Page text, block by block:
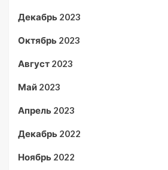
Декабрь 2023
Октябрь 2023
Август 2023
Май 2023
Апрель 2023
Декабрь 2022
Ноябрь 2022